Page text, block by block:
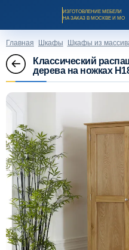
ИЗГОТОВЛЕНИЕ МЕБЕЛИ
НА ЗАКАЗ В МОСКВЕ И МО
Каталог мебели на заказ
О компании
Оплата и доставка
Главная Шкафы Шкафы из
Классический
дерева на ножках